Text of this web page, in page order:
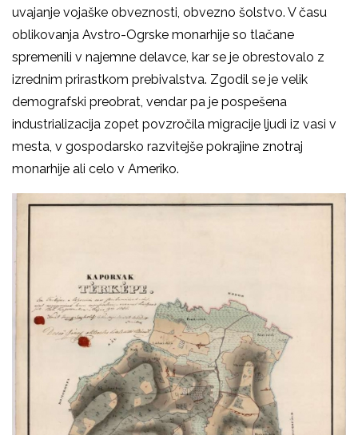
uvajanje vojaške obveznosti, obvezno šolstvo. V času
oblikovanja Avstro-Ogrske monarhije so tlačane
spremenili v najemne delavce, kar se je obrestovalo z
izrednim prirastkom prebivalstva. Zgodil se je velik
demografski preobrat, vendar pa je pospešena
industrializacija zopet povzročila migracije ljudi iz vasi v
mesta, v gospodarsko razvitejše pokrajine znotraj
monarhije ali celo v Ameriko.